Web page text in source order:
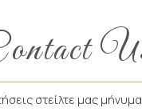
στείλτε μας